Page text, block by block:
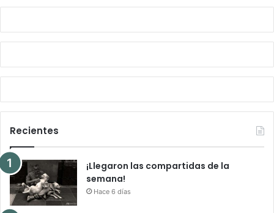
Recientes
¡Llegaron las compartidas de la
semana!
Hace 6 días